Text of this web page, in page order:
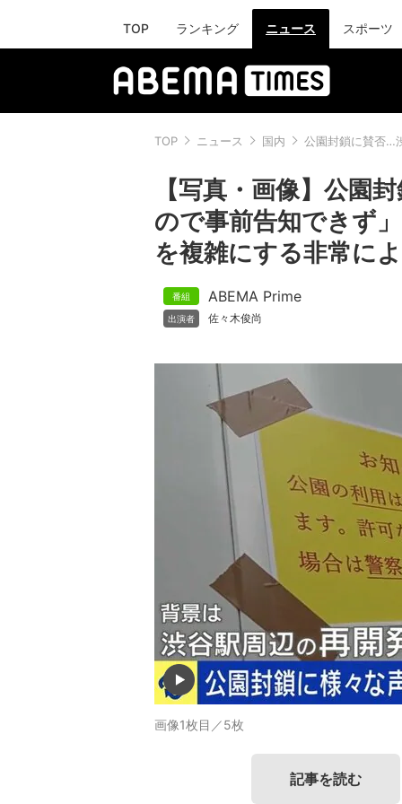
TOP ランキング ニュース スポーツ
TOP ニュース 国内 公園封鎖に賛否…
【写真・画像】公園
ので事前告知できず
を複雑にする非常に
ABEMA Prime
佐々木俊尚
画像1枚目／5枚
記事を読む